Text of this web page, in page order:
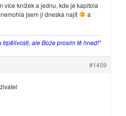
více knížek a jednu, kde je kapitola
jsem jí dneska najít
a
trpělivosti, ale Bože prosím tě hned!"
#1459